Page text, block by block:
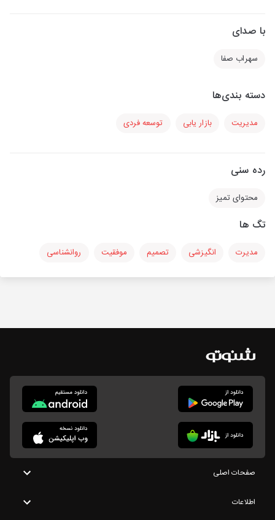
با صدای
سهراب صفا
دسته بندی‌ها
مدیریت بازار یابی توسعه فردی
رده سنی
محتوای تمیز
تگ ها
مدیرت انگیزشی تصمیم موفقیت روانشناسی
صفحات اصلی
اطلاعات